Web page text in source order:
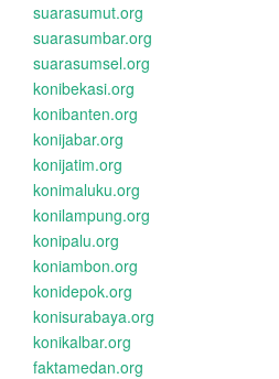
suarasumut.org
suarasumbar.org
suarasumsel.org
konibekasi.org
konibanten.org
konijabar.org
konijatim.org
konimaluku.org
konilampung.org
konipalu.org
koniambon.org
konidepok.org
konisurabaya.org
konikalbar.org
faktamedan.org